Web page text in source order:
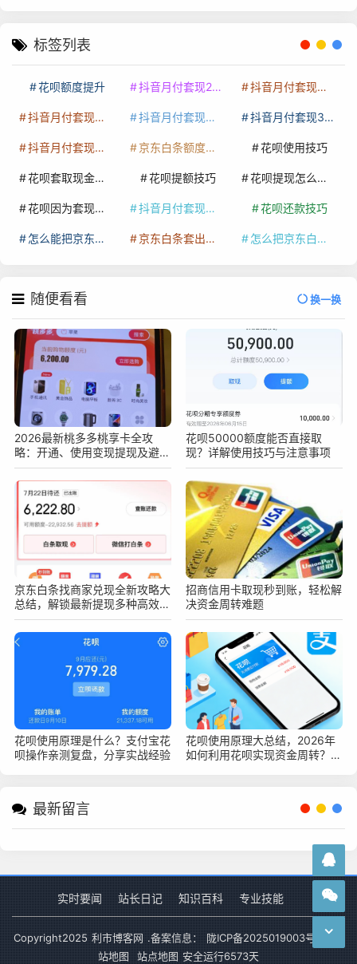
标签列表
花呗额度提升 抖音月付套现24小时接单 抖音月付套现怎么套
抖音月付套现多少手续费 抖音月付套现商家有哪些 抖音月付套现30秒技巧
抖音月付套现最新方法 京东白条额度提升 花呗使用技巧
花呗套取现金最佳方法 花呗提额技巧 花呗提现怎么操作
花呗因为套现被限额了这种情况要多久才会好 抖音月付套现秒回100起 花呗还款技巧
怎么能把京东白条额度钱套出来 京东白条套出来手续费多少 怎么把京东白条的钱取出来
随便看看 换一换
2026最新桃多多桃享卡全攻
略：开通、使用变现提现及避坑
指南
花呗50000额度能否直接取
现？详解使用技巧与注意事项
京东白条找商家兑现全新攻略大
总结，解锁最新提现多种高效安
全变现新技巧
招商信用卡取现秒到账，轻松解
决资金周转难题
花呗使用原理是什么？支付宝花
呗操作亲测复盘，分享实战经验
花呗使用原理大总结，2026年
如何利用花呗实现资金周转？深
最新留言
实时要闻 站长日记 知识百科 专业技能
Copyright2025 利市博客网 .备案信息： 陇ICP备2025019003号-1
站地图
站点地图 安全运行6573天